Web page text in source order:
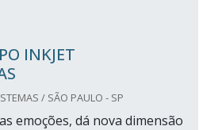
INKJET
/ SÃO PAULO - SP
emoções, dá nova dimensão